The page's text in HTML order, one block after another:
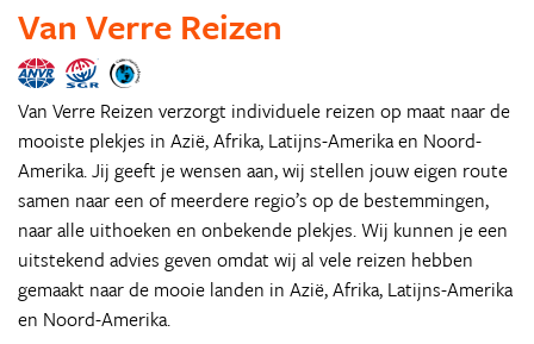
Van Verre Reizen
Van Verre Reizen verzorgt individuele reizen op maat naar de
mooiste plekjes in Azië, Afrika, Latijns-Amerika en Noord-
Amerika. Jij geeft je wensen aan, wij stellen jouw eigen route
samen naar een of meerdere regio’s op de bestemmingen,
naar alle uithoeken en onbekende plekjes. Wij kunnen je een
uitstekend advies geven omdat wij al vele reizen hebben
gemaakt naar de mooie landen in Azië, Afrika, Latijns-Amerika
en Noord-Amerika.